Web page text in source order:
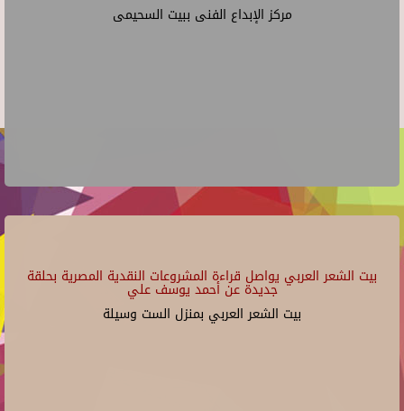
مركز الإبداع الفنى ببيت السحيمى
بيت الشعر العربي يواصل قراءة المشروعات النقدية المصرية بحلقة
جديدة عن أحمد يوسف علي
بيت الشعر العربي بمنزل الست وسيلة